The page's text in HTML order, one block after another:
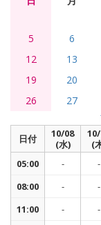
5
6
12
13
19
20
26
27
日付
10/08
(水)
(
05:00
- -
08:00
- -
11:00
- -